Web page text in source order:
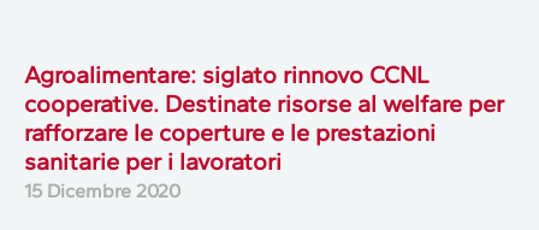
Agroalimentare: siglato rinnovo CCNL
cooperative. Destinate risorse al welfare per
rafforzare le coperture e le prestazioni
sanitarie per i lavoratori
15 Dicembre 2020